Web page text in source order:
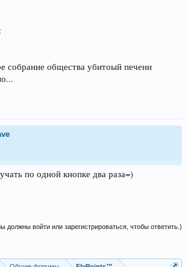
собрание общества убитоый печени
по одной кнопке два раза=)
должны войти или зарегистрироваться, чтобы ответить.)